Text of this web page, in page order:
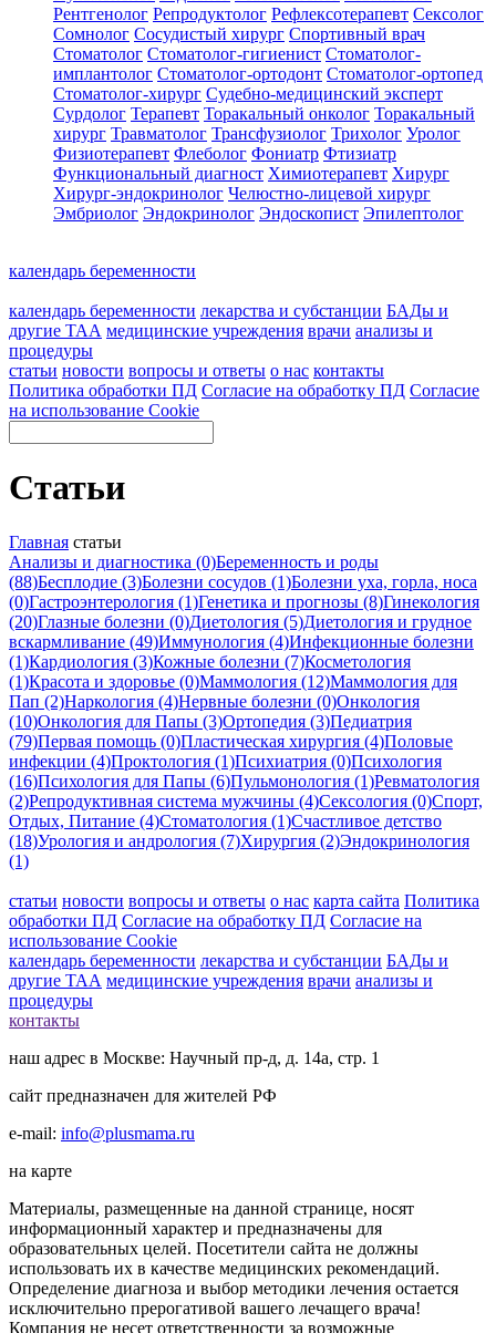
Рентгенолог Репродуктолог Рефлексотерапевт Сексолог
Сомнолог Сосудистый хирург Спортивный врач
Стоматолог Стоматолог-гигиенист Стоматолог-
имплантолог Стоматолог-ортодонт Стоматолог-ортопед
Стоматолог-хирург Судебно-медицинский эксперт
Сурдолог Терапевт Торакальный онколог Торакальный
хирург Травматолог Трансфузиолог Трихолог Уролог
Физиотерапевт Флеболог Фониатр Фтизиатр
Функциональный диагност Химиотерапевт Хирург
Хирург-эндокринолог Челюстно-лицевой хирург
Эмбриолог Эндокринолог Эндоскопист Эпилептолог
календарь беременности
календарь беременности лекарства и субстанции БАДы и
другие ТАА медицинские учреждения врачи анализы и
процедуры
статьи новости вопросы и ответы о нас контакты
Политика обработки ПД Согласие на обработку ПД Согласие
на использование Cookie
Статьи
Главная статьи
Анализы и диагностика (0)Беременность и роды
(88)Бесплодие (3)Болезни сосудов (1)Болезни уха, горла, носа
(0)Гастроэнтерология (1)Генетика и прогнозы (8)Гинекология
(20)Глазные болезни (0)Диетология (5)Диетология и грудное
вскармливание (49)Иммунология (4)Инфекционные болезни
(1)Кардиология (3)Кожные болезни (7)Косметология
(1)Красота и здоровье (0)Маммология (12)Маммология для
Пап (2)Наркология (4)Нервные болезни (0)Онкология
(10)Онкология для Папы (3)Ортопедия (3)Педиатрия
(79)Первая помощь (0)Пластическая хирургия (4)Половые
инфекции (4)Проктология (1)Психиатрия (0)Психология
(16)Психология для Папы (6)Пульмонология (1)Ревматология
(2)Репродуктивная система мужчины (4)Сексология (0)Спорт,
Отдых, Питание (4)Стоматология (1)Счастливое детство
(18)Урология и андрология (7)Хирургия (2)Эндокринология
(1)
статьи новости вопросы и ответы о нас карта сайта Политика
обработки ПД Согласие на обработку ПД Согласие на
использование Cookie
календарь беременности лекарства и субстанции БАДы и
другие ТАА медицинские учреждения врачи анализы и
процедуры
контакты
наш адрес в Москве: Научный пр-д, д. 14а, стр. 1
сайт предназначен для жителей РФ
e-mail: info@plusmama.ru
на карте
Материалы, размещенные на данной странице, носят
информационный характер и предназначены для
образовательных целей. Посетители сайта не должны
использовать их в качестве медицинских рекомендаций.
Определение диагноза и выбор методики лечения остается
исключительно прерогативой вашего лечащего врача!
Компания не несет ответственности за возможные